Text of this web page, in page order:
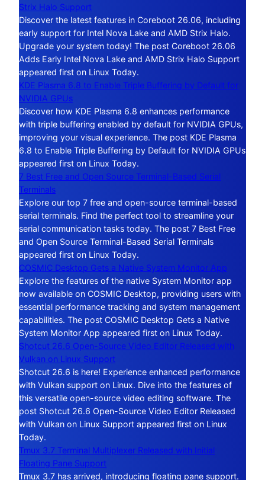
Strix Halo Support
Discover the latest features in Coreboot 26.06, including
early support for Intel Nova Lake and AMD Strix Halo.
Upgrade your system today! The post Coreboot 26.06
Adds Early Intel Nova Lake and AMD Strix Halo Support
appeared first on Linux Today.
KDE Plasma 6.8 to Enable Triple Buffering by Default for
NVIDIA GPUs
Discover how KDE Plasma 6.8 enhances performance
with triple buffering enabled by default for NVIDIA GPUs,
improving your visual experience. The post KDE Plasma
6.8 to Enable Triple Buffering by Default for NVIDIA GPUs
appeared first on Linux Today.
7 Best Free and Open Source Terminal-Based Serial
Terminals
Explore our top 7 free and open-source terminal-based
serial terminals. Find the perfect tool to streamline your
serial communication tasks today. The post 7 Best Free
and Open Source Terminal-Based Serial Terminals
appeared first on Linux Today.
COSMIC Desktop Gets a Native System Monitor App
Explore the features of the native System Monitor app
now available on COSMIC Desktop, providing users with
essential performance tracking and system management
capabilities. The post COSMIC Desktop Gets a Native
System Monitor App appeared first on Linux Today.
Shotcut 26.6 Open-Source Video Editor Released with
Vulkan on Linux Support
Shotcut 26.6 is here! Experience enhanced performance
with Vulkan support on Linux. Dive into the features of
this versatile open-source video editing software. The
post Shotcut 26.6 Open-Source Video Editor Released
with Vulkan on Linux Support appeared first on Linux
Today.
Tmux 3.7 Terminal Multiplexer Released with Initial
Floating Pane Support
Tmux 3.7 has arrived, introducing floating pane support.